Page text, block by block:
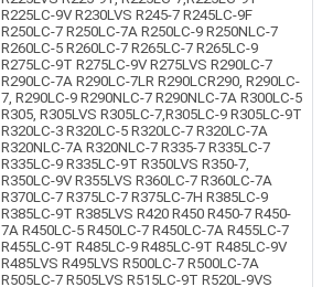
R225LC-9V R230LVS R245-7 R245LC-9F
R250LC-7 R250LC-7A R250LC-9 R250NLC-7
R260LC-5 R260LC-7 R265LC-7 R265LC-9
R275LC-9T R275LC-9V R275LVS R290LC-7
R290LC-7A R290LC-7LR R290LCR290, R290LC-
7, R290LC-9 R290NLC-7 R290NLC-7A R300LC-5
R305, R305LVS R305LC-7,R305LC-9 R305LC-9T
R320LC-3 R320LC-5 R320LC-7 R320LC-7A
R320NLC-7A R320NLC-7 R335-7 R335LC-7
R335LC-9 R335LC-9T R350LVS R350-7,
R350LC-9V R355LVS R360LC-7 R360LC-7A
R370LC-7 R375LC-7 R375LC-7H R385LC-9
R385LC-9T R385LVS R420 R450 R450-7 R450-
7A R450LC-5 R450LC-7 R450LC-7A R455LC-7
R455LC-9T R485LC-9 R485LC-9T R485LC-9V
R485LVS R495LVS R500LC-7 R500LC-7A
R505LC-7 R505LVS R515LC-9T R520L-9VS